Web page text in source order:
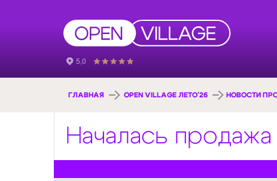
ГЛАВНАЯ OPEN VILLAGE ЛЕТО'26 НОВОСТИ
Началась